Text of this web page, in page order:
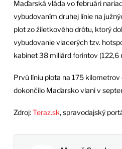
Maďarská vláda vo februári
vybudovaním druhej línie na
plot zo žiletkového drôtu, ktorý
vybudovanie viacerých tzv.
kabinet 38 miliárd forintov (122,6
Prvú líniu plota na 175
dokončilo Maďarsko vlani v
Zdroj:Teraz.sk, spravodajský